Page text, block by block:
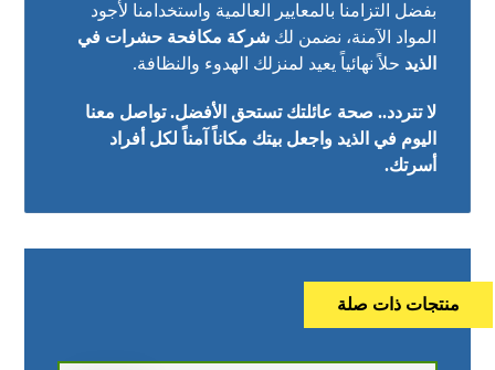
بفضل التزامنا بالمعايير العالمية واستخدامنا لأجود
المواد الآمنة، نضمن لكشركة مكافحة حشرات في
الذيد حلاً نهائياً يعيد لمنزلك الهدوء والنظافة.
لا تتردد.. صحة عائلتك تستحق الأفضل. تواصل معنا
اليوم في الذيد واجعل بيتك مكاناً آمناً لكل أفراد
أسرتك.
منتجات ذات صلة